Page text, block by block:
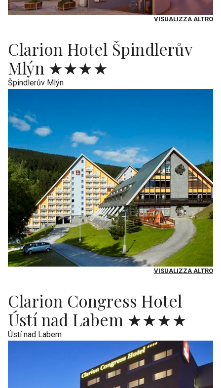
VISUALIZZA ALTRO
Clarion Hotel Špindlerův
Mlýn ★★★★
Špindlerův Mlýn
VISUALIZZA ALTRO
Clarion Congress Hotel
Ústí nad Labem ★★★★
Ústí nad Labem